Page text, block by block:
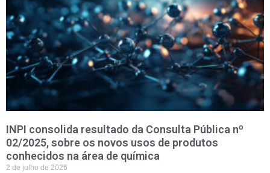
INPI consolida resultado da Consulta Pública nº
02/2025, sobre os novos usos de produtos
conhecidos na área de química
2 de julho de 2026